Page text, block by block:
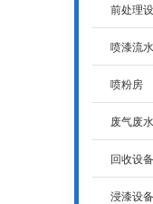
前处理
喷漆流
喷粉房
废气废
回收设备
浸漆设备